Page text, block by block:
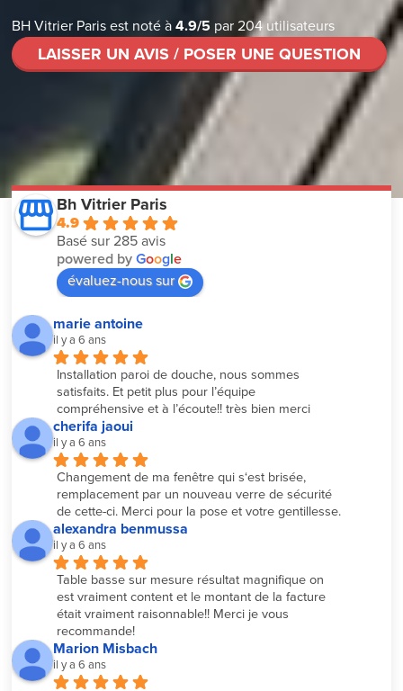
BH Vitrier Paris est noté à4.9/5 par204utilisateurs
LAISSER UN AVIS / POSER UNE QUESTION
Bh Vitrier Paris
4.9
Basé sur 285 avis
powered byGoogle
évaluez-nous sur
marie antoine
il y a 6 ans
Installation paroi de douche, nous sommes
satisfaits. Et petit plus pour l’équipe
compréhensive et à l’écoute!! très bien merci
cherifa jaoui
il y a 6 ans
Changement de ma fenêtre qui s‘est brisée,
remplacement par un nouveau verre de sécurité
de cette-ci. Merci pour la pose et votre gentillesse.
alexandra benmussa
il y a 6 ans
Table basse sur mesure résultat magnifique on
est vraiment content et le montant de la facture
était vraiment raisonnable!! Merci je vous
recommande!
Marion Misbach
il y a 6 ans